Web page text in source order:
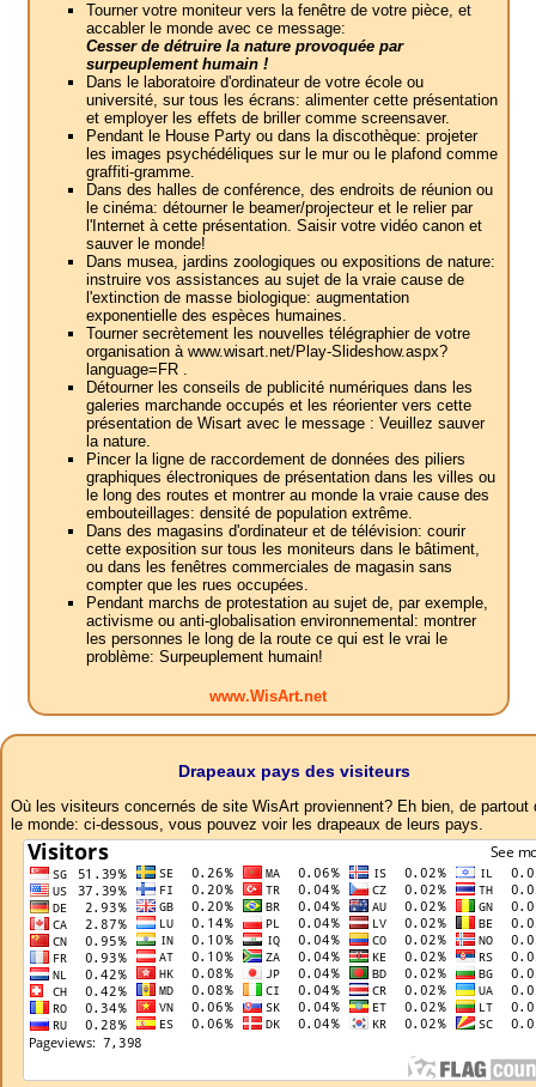
Tourner votre moniteur vers la fenêtre de votre pièce, et
accabler le monde avec ce message:
Cesser de détruire la nature provoquée par
surpeuplement humain !
Dans le laboratoire d'ordinateur de votre école ou
université, sur tous les écrans: alimenter cette présentation
et employer les effets de briller comme screensaver.
Pendant le House Party ou dans la discothèque: projeter
les images psychédéliques sur le mur ou le plafond comme
graffiti-gramme.
Dans des halles de conférence, des endroits de réunion ou
le cinéma: détourner le beamer/projecteur et le relier par
l'Internet à cette présentation. Saisir votre vidéo canon et
sauver le monde!
Dans musea, jardins zoologiques ou expositions de nature:
instruire vos assistances au sujet de la vraie cause de
l'extinction de masse biologique: augmentation
exponentielle des espèces humaines.
Tourner secrètement les nouvelles télégraphier de votre
organisation à www.wisart.net/Play-Slideshow.aspx?
language=FR .
Détourner les conseils de publicité numériques dans les
galeries marchande occupés et les réorienter vers cette
présentation de Wisart avec le message : Veuillez sauver
la nature.
Pincer la ligne de raccordement de données des piliers
graphiques électroniques de présentation dans les villes ou
le long des routes et montrer au monde la vraie cause des
embouteillages: densité de population extrême.
Dans des magasins d'ordinateur et de télévision: courir
cette exposition sur tous les moniteurs dans le bâtiment,
ou dans les fenêtres commerciales de magasin sans
compter que les rues occupées.
Pendant marchs de protestation au sujet de, par exemple,
activisme ou anti-globalisation environnemental: montrer
les personnes le long de la route ce qui est le vrai le
problème: Surpeuplement humain!
www.WisArt.net
Drapeaux pays des visiteurs
Où les visiteurs concernés de site WisArt proviennent? Eh bien, de partout
le monde: ci-dessous, vous pouvez voir les drapeaux de leurs pays.